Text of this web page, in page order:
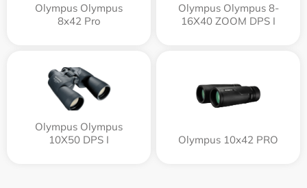
Olympus Olympus
8x42 Pro
Olympus Olympus 8-
16X40 ZOOM DPS I
Olympus Olympus
10X50 DPS I
Olympus 10x42 PRO